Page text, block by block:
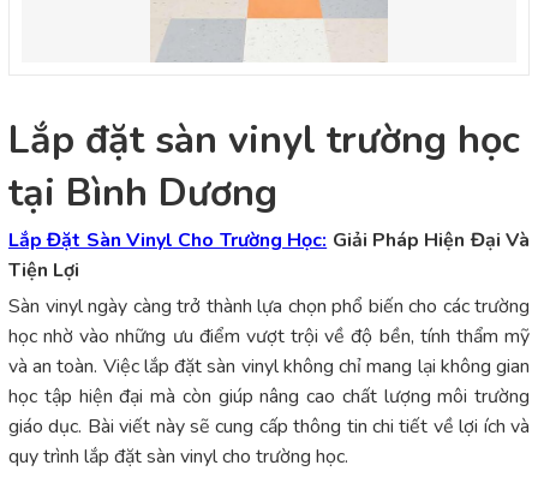
Lắp đặt sàn vinyl trường học
tại Bình Dương
Lắp Đặt Sàn Vinyl Cho Trường Học: Giải Pháp Hiện Đại Và
Tiện Lợi
Sàn vinyl ngày càng trở thành lựa chọn phổ biến cho các trường
học nhờ vào những ưu điểm vượt trội về độ bền, tính thẩm mỹ
và an toàn. Việc lắp đặt sàn vinyl không chỉ mang lại không gian
học tập hiện đại mà còn giúp nâng cao chất lượng môi trường
giáo dục. Bài viết này sẽ cung cấp thông tin chi tiết về lợi ích và
quy trình lắp đặt sàn vinyl cho trường học.